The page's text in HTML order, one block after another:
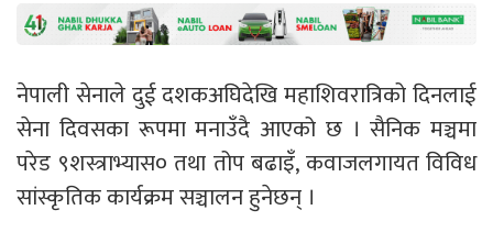
नेपाली सेनाले दुई दशकअघिदेखि महाशिवरात्रिको दिनलाई
सेना दिवसका रूपमा मनाउँदै आएको छ । सैनिक मञ्चमा
परेड ९शस्त्राभ्यास० तथा तोप बढाइँ, कवाजलगायत विविध
सांस्कृतिक कार्यक्रम सञ्चालन हुनेछन् ।